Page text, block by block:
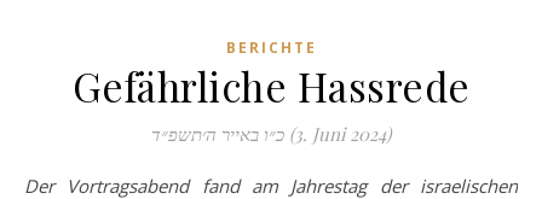
BERICHTE
Gefährliche Hassrede
כ״ו באייר ה׳תשפ״ד (3. Juni 2024)
Der Vortragsabend fand am Jahrestag der israelischen